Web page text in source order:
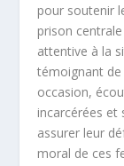
pour soutenir
prison
attentive à la
témoignant
occasion,
incarcérées
assurer leur
moral de ces